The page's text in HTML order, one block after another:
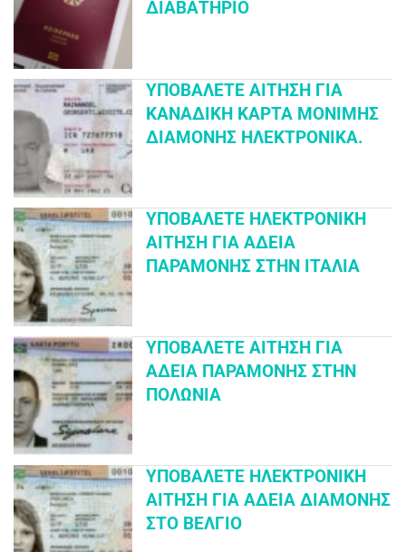
ΔΙΑΒΑΤΉΡΙΟ
ΥΠΟΒΆΛΕΤΕ ΑΊΤΗΣΗ ΓΙΑ
ΚΑΝΑΔΙΚΉ ΚΆΡΤΑ ΜΌΝΙΜΗΣ
ΔΙΑΜΟΝΉΣ ΗΛΕΚΤΡΟΝΙΚΆ.
ΥΠΟΒΆΛΕΤΕ ΗΛΕΚΤΡΟΝΙΚΉ
ΑΊΤΗΣΗ ΓΙΑ ΆΔΕΙΑ
ΠΑΡΑΜΟΝΉΣ ΣΤΗΝ ΙΤΑΛΊΑ
ΥΠΟΒΆΛΕΤΕ ΑΊΤΗΣΗ ΓΙΑ
ΆΔΕΙΑ ΠΑΡΑΜΟΝΉΣ ΣΤΗΝ
ΠΟΛΩΝΊΑ
ΥΠΟΒΆΛΕΤΕ ΗΛΕΚΤΡΟΝΙΚΉ
ΑΊΤΗΣΗ ΓΙΑ ΆΔΕΙΑ ΔΙΑΜΟΝΉΣ
ΣΤΟ ΒΈΛΓΙΟ